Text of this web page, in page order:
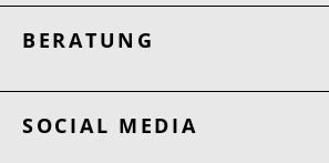
BERATUNG
SOCIAL MEDIA